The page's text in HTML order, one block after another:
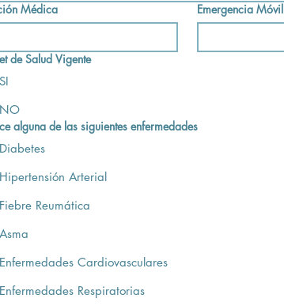
Médica Emergencia Móvil
de Salud Vigente
SI
NO
alguna de las siguientes enfermedades
Diabetes
Hipertensión Arterial
Fiebre Reumática
Asma
Enfermedades Cardiovasculares
Enfermedades Respiratorias